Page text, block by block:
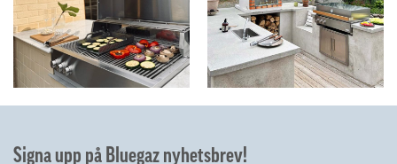
Signa upp på Bluegaz nyhetsbrev!